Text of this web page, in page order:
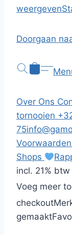
weergeven
Doorgaan
Over Ons
tornooien
75
Voorwaarden
Shops
incl. 21% btw
Voeg meer
checkout
gemaakt